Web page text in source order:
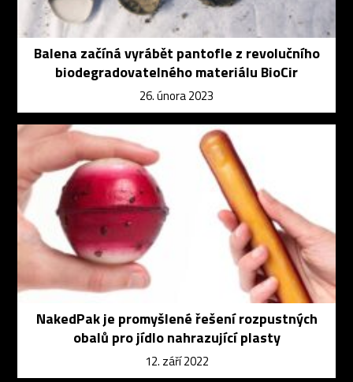
Balena začíná vyrábět pantofle z revolučního
biodegradovatelného materiálu BioCir
26. února 2023
NakedPak je promyšlené řešení rozpustných
obalů pro jídlo nahrazující plasty
12. září 2022